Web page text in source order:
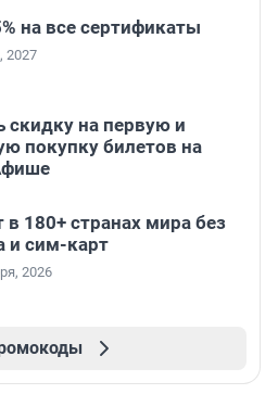
на все сертификаты
2027
скидку на первую и
покупку билетов на
в 180+ странах мира без
и сим-карт
2026